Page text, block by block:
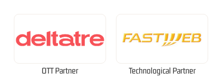
OTT Partner Technological Partner